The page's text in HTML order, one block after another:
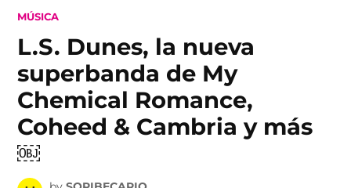
POSTED
MÚSICA
L.S. Dunes, la nueva
superbanda de My
Chemical Romance,
Coheed & Cambria y más
￼